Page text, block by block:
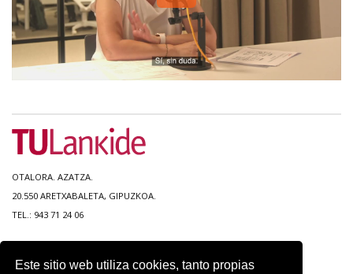
Este sitio web utiliza cookies, tanto propias
OTALORA. AZATZA.
20.550 ARETXABALETA, GIPUZKOA.
TEL.: 943 71 24 06
ACCESIBILIDAD